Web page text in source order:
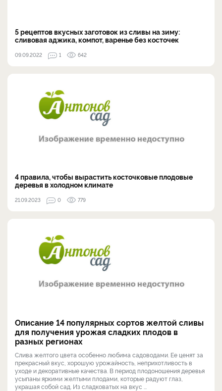
5 рецептов вкусных заготовок из сливы на зиму:
сливовая аджика, компот, варенье без косточек
09.09.2022 1 642
4 правила, чтобы вырастить косточковые плодовые
деревья в холодном климате
21.09.2023 0 779
Описание 14 популярных сортов желтой сливы
для получения урожая сладких плодов в
разных регионах
Слива желтого цвета особенно любима садоводами. Ее ценят за
прекрасный вкус, хорошую урожайность, неприхотливость в
уходе и декоративные качества. В период плодоношения деревья
усыпаны яркими желтыми плодами, которые радуют глаз,
украшая собой сад. Из сладковатых на вкус ...